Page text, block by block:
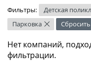
Фильтры: Детская
Парковка × Сбросить
Нет компаний,
фильтрации.